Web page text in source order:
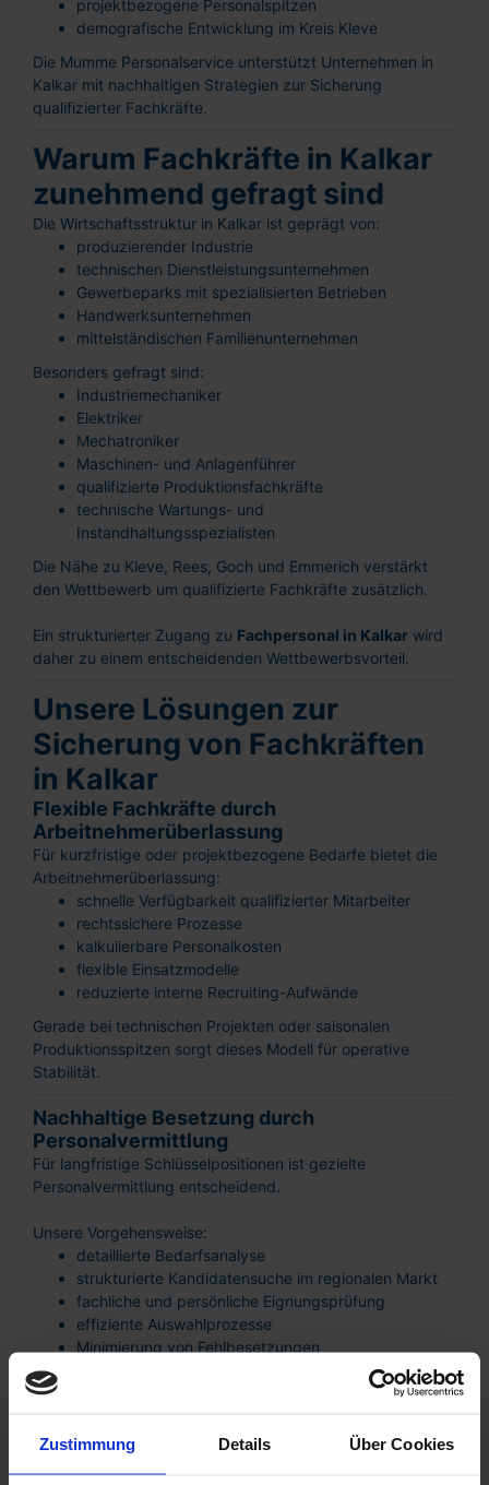
Zustimmung Details Über Cookies
projektbezogene Personalspitzen
demografische Entwicklung im Kreis Kleve
Die Mumme Personalservice unterstützt Unternehmen in
Kalkar mit nachhaltigen Strategien zur Sicherung
qualifizierter Fachkräfte.
Warum Fachkräfte in Kalkar
zunehmend gefragt sind
Die Wirtschaftsstruktur in Kalkar ist geprägt von:
produzierender Industrie
technischen Dienstleistungsunternehmen
Gewerbeparks mit spezialisierten Betrieben
Handwerksunternehmen
mittelständischen Familienunternehmen
Besonders gefragt sind:
Industriemechaniker
Elektriker
Mechatroniker
Maschinen- und Anlagenführer
qualifizierte Produktionsfachkräfte
technische Wartungs- und
Instandhaltungsspezialisten
Die Nähe zu Kleve, Rees, Goch und Emmerich verstärkt
den Wettbewerb um qualifizierte Fachkräfte zusätzlich.
Ein strukturierter Zugang zu Fachpersonal in Kalkar wird
daher zu einem entscheidenden Wettbewerbsvorteil.
Unsere Lösungen zur
Sicherung von Fachkräften
in Kalkar
Flexible Fachkräfte durch
Arbeitnehmerüberlassung
Für kurzfristige oder projektbezogene Bedarfe bietet die
Arbeitnehmerüberlassung:
schnelle Verfügbarkeit qualifizierter Mitarbeiter
rechtssichere Prozesse
kalkulierbare Personalkosten
flexible Einsatzmodelle
reduzierte interne Recruiting-Aufwände
Gerade bei technischen Projekten oder saisonalen
Produktionsspitzen sorgt dieses Modell für operative
Stabilität.
Nachhaltige Besetzung durch
Personalvermittlung
Für langfristige Schlüsselpositionen ist gezielte
Personalvermittlung entscheidend.
Unsere Vorgehensweise:
detaillierte Bedarfsanalyse
strukturierte Kandidatensuche im regionalen Markt
fachliche und persönliche Eignungsprüfung
effiziente Auswahlprozesse
Minimierung von Fehlbesetzungen
Insbesondere bei technischen Spezialisten oder
qualifizierten Facharbeitern ist eine präzise Auswahl
Strategische Fachkräfteplanung für